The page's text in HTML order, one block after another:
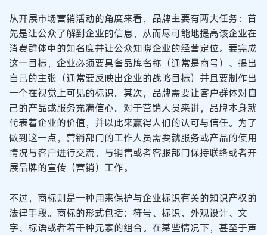
从开展市场营销活动的角度来看，品牌主要有两大任务：首
先是让公众了解到企业的信息，从而尽可能地提高该企业在
消费群体中的知名度并让公众知晓企业的经营定位。要完成
这一目标，企业必须要具备品牌名称（通常是商号）、提出
自己的主张（通常要反映出企业的战略目标）并且要制作出
一个在视觉上可见的标识。其次，品牌需要让客户群体对自
己的产品或服务充满信心。对于营销人员来讲，品牌本身就
代表着企业的价值，并以此来赢得人们的认可与信任。为了
做到这一点，营销部门的工作人员需要就服务或产品的使用
情况与客户进行交流，与销售或者客服部门保持联络或者开
展品牌的宣传（营销）工作。
不过，商标则是一种用来保护与企业标识有关的知识产权的
法律手段。商标的形式包括：符号、标识、外观设计、文
字、标语或者若干种元素的组合。在某些情况下，甚至于声